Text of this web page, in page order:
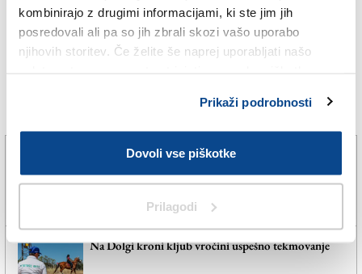
kombinirajo z drugimi informacijami, ki ste jim jih
posredovali ali pa so jih zbrali skozi vašo uporabo
njihovih storitev. Če želite še naprej uporabljati našo
Prikaži podrobnosti
Dovoli vse piškotke
Prilagodi
MALVAZIJE V PRISTANU
MILJE
Ogenj je uničil petindvajset hektarjev Krasa
Na Dolgi kroni kljub vročini uspešno tekmovanje